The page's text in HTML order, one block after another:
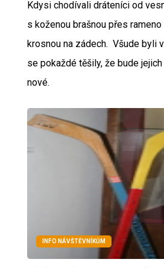
Kdysi chodívali dráteníci od
s koženou brašnou přes rameno
krosnou na zádech. Všude byli
se pokaždé těšily, že bude
nové.
INFO NÁVŠTĚVNÍKŮM